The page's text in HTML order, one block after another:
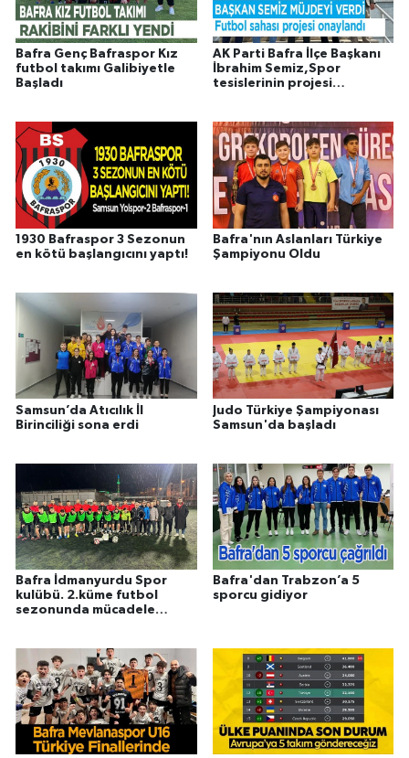
Bafra Genç Bafraspor Kız
futbol takımı Galibiyetle
Başladı
AK Parti Bafra İlçe Başkanı
İbrahim Semiz,Spor
tesislerinin projesi
1930 Bafraspor 3 Sezonun
en kötü başlangıcını yaptı!
Bafra'nın Aslanları Türkiye
Şampiyonu Oldu
Samsun’da Atıcılık İl
Birinciliği sona erdi
Judo Türkiye Şampiyonası
Samsun'da başladı
Bafra İdmanyurdu Spor
kulübü. 2.küme futbol
sezonunda mücadele
Bafra'dan Trabzon’a 5
sporcu gidiyor